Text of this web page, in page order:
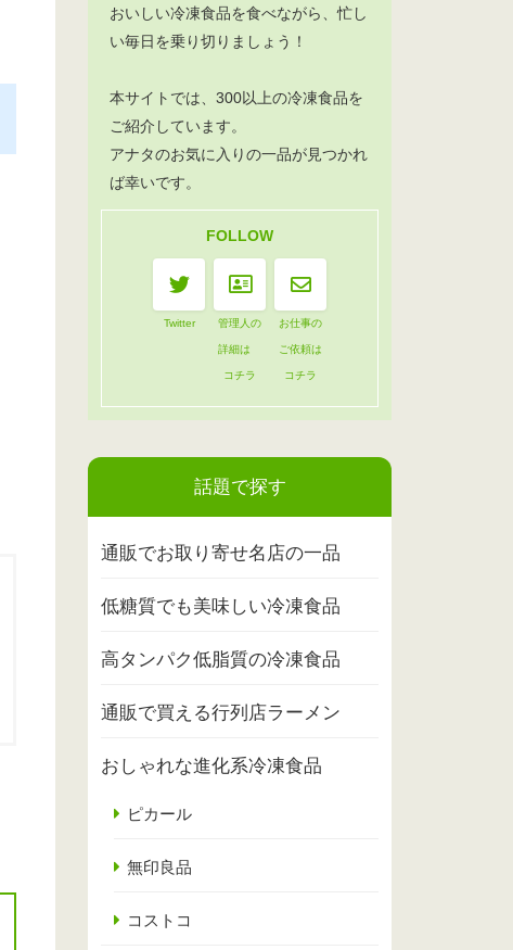
おいしい冷凍食品を食べながら、忙し
い毎日を乗り切りましょう！
本サイトでは、300以上の冷凍食品を
ご紹介しています。
アナタのお気に入りの一品が見つかれ
ば幸いです。
FOLLOW
Twitter 管理人の
詳細は
コチラ
お仕事の
ご依頼は
コチラ
話題で探す
通販でお取り寄せ名店の一品
低糖質でも美味しい冷凍食品
高タンパク低脂質の冷凍食品
通販で買える行列店ラーメン
おしゃれな進化系冷凍食品
ピカール
無印良品
コストコ